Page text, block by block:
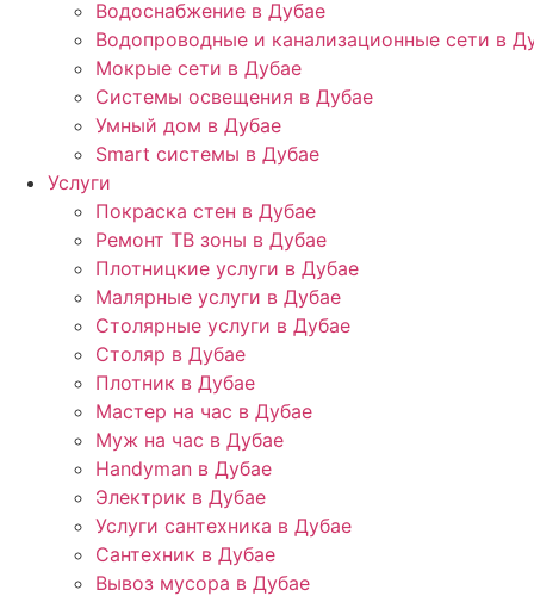
Водоснабжение в Дубае
Водопроводные и канализационные сети в
Мокрые сети в Дубае
Системы освещения в Дубае
Умный дом в Дубае
Smart системы в Дубае
Услуги
Покраска стен в Дубае
Ремонт ТВ зоны в Дубае
Плотницкие услуги в Дубае
Малярные услуги в Дубае
Столярные услуги в Дубае
Столяр в Дубае
Плотник в Дубае
Мастер на час в Дубае
Муж на час в Дубае
Handyman в Дубае
Электрик в Дубае
Услуги сантехника в Дубае
Сантехник в Дубае
Вывоз мусора в Дубае